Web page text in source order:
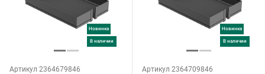
Новинка
в наличии
Артикул 2364679846
Новинка
в наличии
Артикул 2364709846